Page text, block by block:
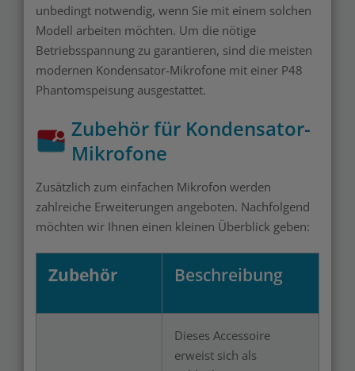
unbedingt notwendig, wenn Sie mit einem solchen
Modell arbeiten möchten. Um die nötige
Betriebsspannung zu garantieren, sind die meisten
modernen Kondensator-Mikrofone mit einer P48
Phantomspeisung ausgestattet.
Zubehör für Kondensator-
Mikrofone
Zusätzlich zum einfachen Mikrofon werden
zahlreiche Erweiterungen angeboten. Nachfolgend
möchten wir Ihnen einen kleinen Überblick geben:
Zubehör Beschreibung
Dieses Accessoire
erweist sich als